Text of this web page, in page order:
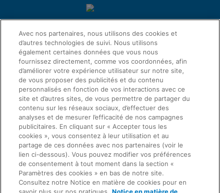
LIENS D’ACCÈS RAPIDE
À propos de nous
Offres d'emploi
SERVICE JURIDIQUE
Confidentialité
Avec nos partenaires, nous utilisons des cookies et
d’autres technologies de suivi. Nous utilisons
également certaines données que vous nous
fournissez directement, comme vos coordonnées, afin
d’améliorer votre expérience utilisateur sur notre site,
de vous proposer des publicités et du contenu
personnalisés en fonction de vos interactions avec ce
site et d’autres sites, de vous permettre de partager du
contenu sur les réseaux sociaux, d’effectuer des
analyses et de mesurer l’efficacité de nos campagnes
publicitaires. En cliquant sur « Accepter tous les
cookies », vous consentez à leur utilisation et au
partage de ces données avec nos partenaires (voir le
lien ci-dessous). Vous pouvez modifier vos préférences
de consentement à tout moment dans la section «
Paramètres des cookies » en bas de notre site.
Consultez notre Notice en matière de cookies pour en